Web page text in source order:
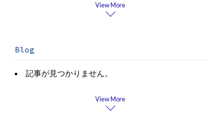
View More
Blog
記事が見つかりません。
View More